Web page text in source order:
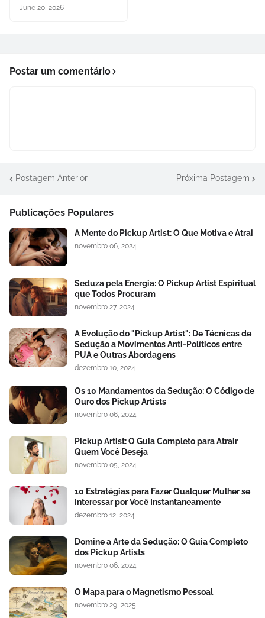
June 20, 2026
Postar um comentário
Postagem Anterior Próxima Postagem
Publicações Populares
A Mente do Pickup Artist: O Que Motiva e Atrai
novembro 06, 2024
Seduza pela Energia: O Pickup Artist Espiritual
que Todos Procuram
novembro 27, 2024
A Evolução do "Pickup Artist": De Técnicas de
Sedução a Movimentos Anti-Políticos entre
PUA e Outras Abordagens
dezembro 10, 2024
Os 10 Mandamentos da Sedução: O Código de
Ouro dos Pickup Artists
novembro 06, 2024
Pickup Artist: O Guia Completo para Atrair
Quem Você Deseja
novembro 05, 2024
10 Estratégias para Fazer Qualquer Mulher se
Interessar por Você Instantaneamente
dezembro 12, 2024
Domine a Arte da Sedução: O Guia Completo
dos Pickup Artists
novembro 06, 2024
O Mapa para o Magnetismo Pessoal
novembro 29, 2025